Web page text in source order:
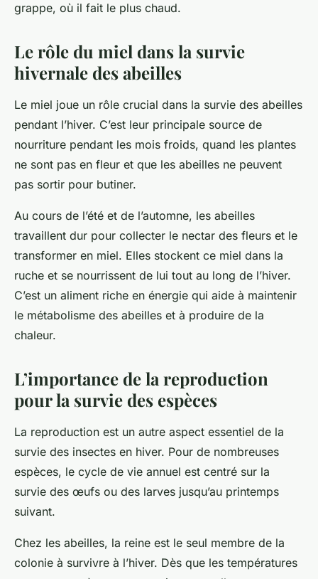
grappe, où il fait le plus chaud.
Le rôle du miel dans la survie
hivernale des abeilles
Le miel joue un rôle crucial dans la survie des abeilles
pendant l’hiver. C’est leur principale source de
nourriture pendant les mois froids, quand les plantes
ne sont pas en fleur et que les abeilles ne peuvent
pas sortir pour butiner.
Au cours de l’été et de l’automne, les abeilles
travaillent dur pour collecter le nectar des fleurs et le
transformer en miel. Elles stockent ce miel dans la
ruche et se nourrissent de lui tout au long de l’hiver.
C’est un aliment riche en énergie qui aide à maintenir
le métabolisme des abeilles et à produire de la
chaleur.
L’importance de la reproduction
pour la survie des espèces
La reproduction est un autre aspect essentiel de la
survie des insectes en hiver. Pour de nombreuses
espèces, le cycle de vie annuel est centré sur la
survie des œufs ou des larves jusqu’au printemps
suivant.
Chez les abeilles, la reine est le seul membre de la
colonie à survivre à l’hiver. Dès que les températures